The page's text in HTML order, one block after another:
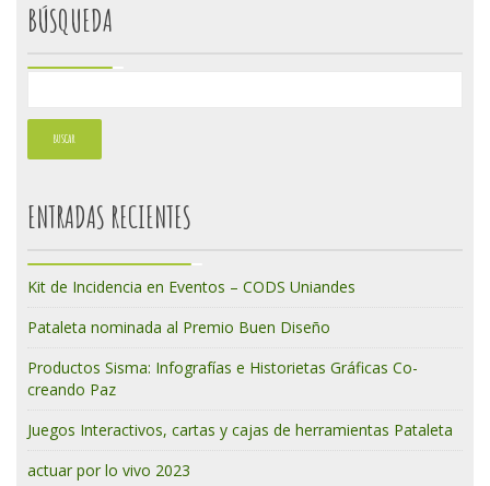
BÚSQUEDA
ENTRADAS RECIENTES
Kit de Incidencia en Eventos – CODS Uniandes
Pataleta nominada al Premio Buen Diseño
Productos Sisma: Infografías e Historietas Gráficas Co-
creando Paz
Juegos Interactivos, cartas y cajas de herramientas Pataleta
actuar por lo vivo 2023